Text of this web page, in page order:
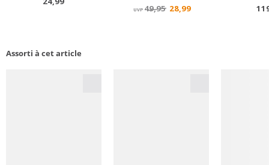
Assorti à cet article